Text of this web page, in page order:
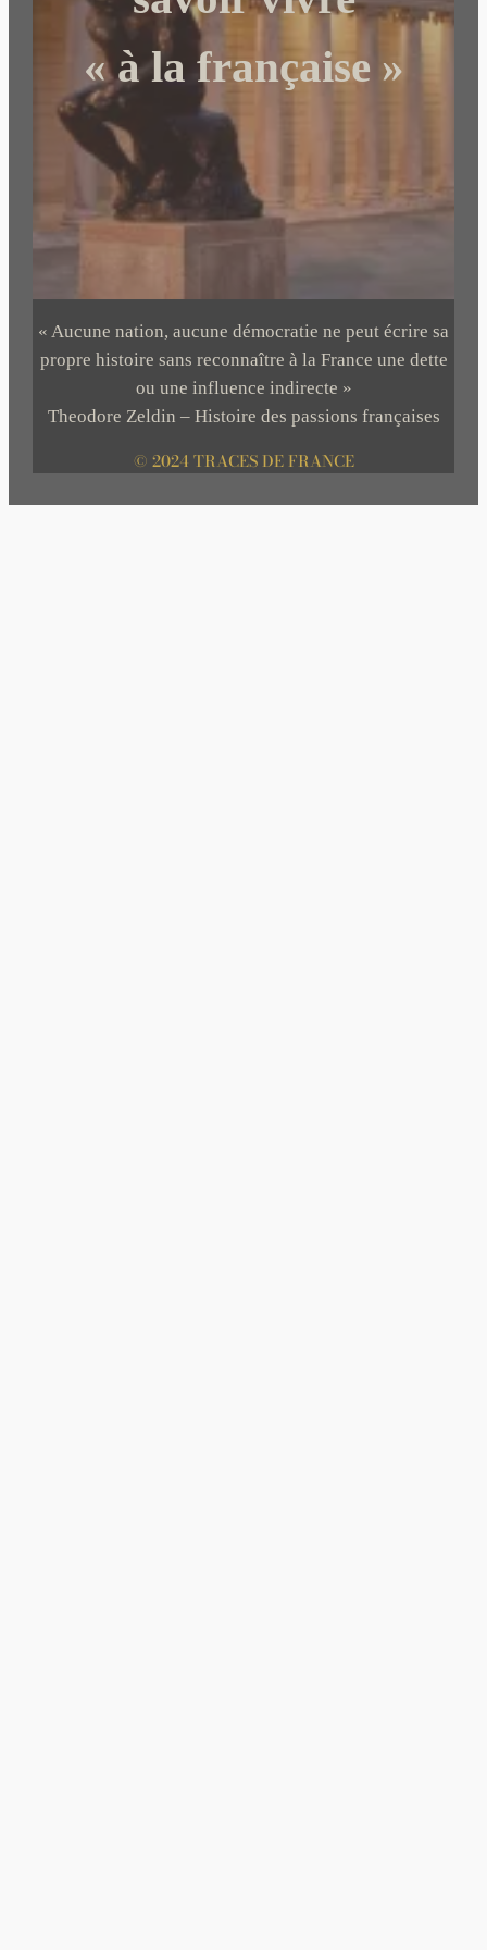
« à la française »
« Aucune nation, aucune démocratie ne peut écrire sa
propre histoire sans reconnaître à la France une dette
ou une influence indirecte »
Theodore Zeldin – Histoire des passions françaises
© 2024 TRACES DE FRANCE